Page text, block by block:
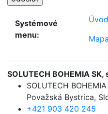
Systémové
menu:
Úvod
Mapa
SOLUTECH BOHEMIA SK,
SOLUTECH
Považská Bystrica,
+421 903 420 245